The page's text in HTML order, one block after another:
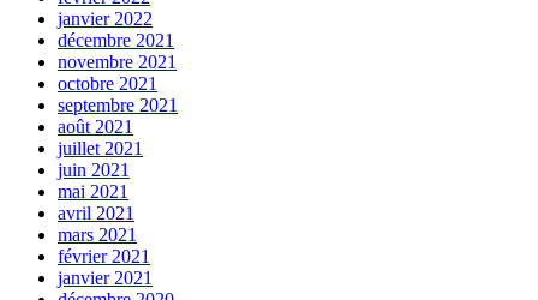
janvier 2022
décembre 2021
novembre 2021
octobre 2021
septembre 2021
août 2021
juillet 2021
juin 2021
mai 2021
avril 2021
mars 2021
février 2021
janvier 2021